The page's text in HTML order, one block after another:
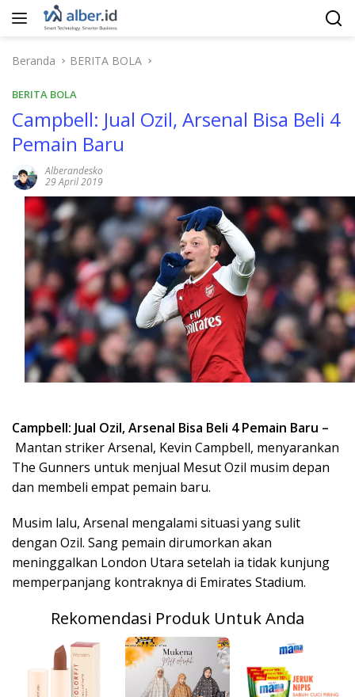
Langsung
Beranda
BERITA BOLA
BERITA BOLA
Campbell: Jual Ozil, Arsenal Bisa Beli 4
Pemain Baru
Alberandesko
29 April 2019
Campbell: Jual Ozil, Arsenal Bisa Beli 4 Pemain Baru –
Mantan striker Arsenal, Kevin Campbell, menyarankan
The Gunners untuk menjual Mesut Ozil musim depan
dan membeli empat pemain baru.
Musim lalu, Arsenal mengalami situasi yang sulit
dengan Ozil. Sang pemain dirumorkan akan
meninggalkan London Utara setelah ia tidak kunjung
memperpanjang kontraknya di Emirates Stadium.
Rekomendasi Produk Untuk Anda